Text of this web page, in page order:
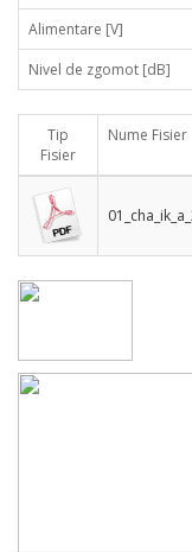
Alimentare [V]
Nivel de zgomot [dB]
Tip
Fisier
Nume Fisier